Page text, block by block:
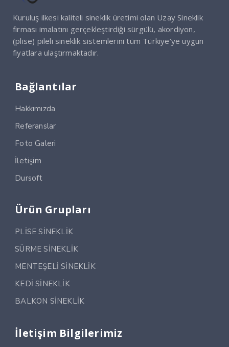
Kuruluş ilkesi kaliteli sineklik üretimi olan Uzay Sineklik
firması imalatını gerçekleştirdiği sürgülü, akordiyon,
(plise) pileli sineklik sistemlerini tüm Türkiye’ye uygun
fiyatlara ulaştırmaktadır.
Bağlantılar
Hakkımızda
Referanslar
Foto Galeri
İletişim
Dursoft
Ürün Grupları
PLİSE SİNEKLİK
SÜRME SİNEKLİK
MENTEŞELİ SİNEKLİK
KEDİ SİNEKLİK
BALKON SİNEKLİK
İletişim Bilgilerimiz